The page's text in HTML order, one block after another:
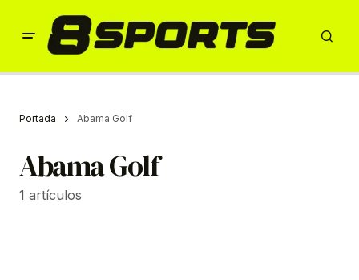
Portada Abama Golf
Abama Golf
1 artículos